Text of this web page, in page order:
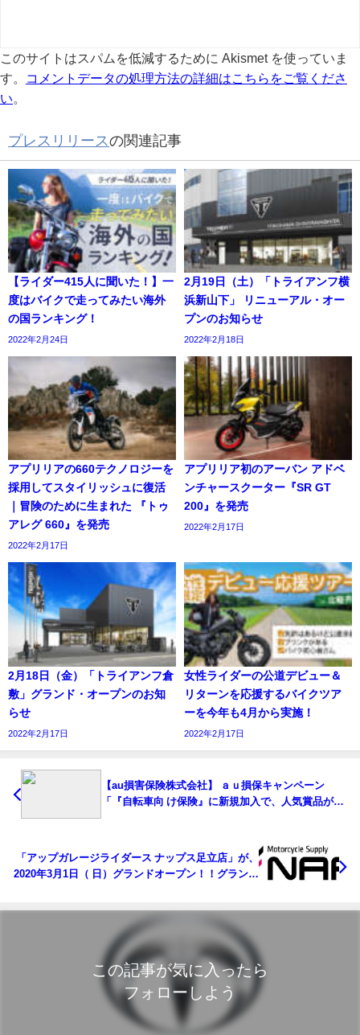
このサイトはスパムを低減するために Akismet を使っていま
す。
コメントデータの処理方法の詳細はこちらをご覧くださ
い
プレスリリースの関連記事
【ライダー415人に聞いた！】一
度はバイクで走ってみたい海外
の国ランキング！
2022年2月24日
2月19日（土）「トライアンフ横
浜新山下」 リニューアル・オー
プンのお知らせ
2022年2月18日
アプリリアの660テクノロジーを
採用してスタイリッシュに復活
｜冒険のために生まれた 『トゥ
アレグ 660』を発売
2022年2月17日
アプリリア初のアーバン アドベ
ンチャースクーター『SR GT
200』を発売
2022年2月17日
2月18日（金）「トライアンフ倉
敷」グランド・オープンのお知
らせ
2022年2月17日
女性ライダーの公道デビュー＆
リターンを応援するバイクツア
ーを今年も4月から実施！
2022年2月17日
【au損害保険株式会社】 ａｕ損保キャンペーン
「『自転車向 け保険』に新規加入で、人気賞品が当
「アップガレージライダース ナップス足立店」が、
2020年3月1日（ 日）グランドオープン！！グランド
この記事が気に入ったら
フォローしよう